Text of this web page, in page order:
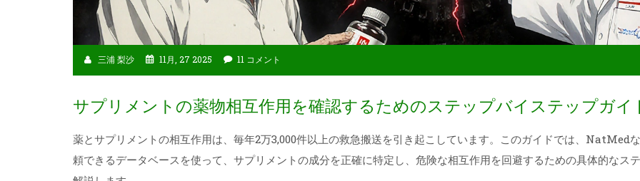
三浦 梨沙 11月, 27 2025 11 コメント
サプリメントの薬物相互作用を確認するためのステップバイステップガイ
薬とサプリメントの相互作用は、毎年2万3,000件以上の救急搬送を引き起こしています。このガイドでは、NatMed
頼できるデータベースを使って、サプリメントの成分を正確に特定し、危険な相互作用を回避するための具体的なス